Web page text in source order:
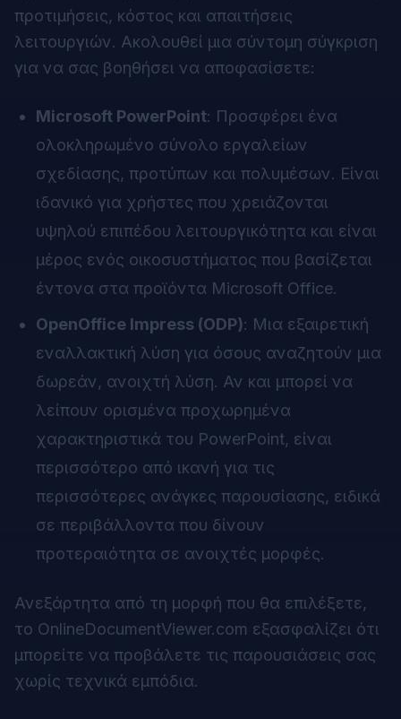
προτιμήσεις, κόστος και απαιτήσεις
λειτουργιών. Ακολουθεί μια σύντομη σύγκριση
για να σας βοηθήσει να αποφασίσετε:
Microsoft PowerPoint: Προσφέρει ένα
ολοκληρωμένο σύνολο εργαλείων
σχεδίασης, προτύπων και πολυμέσων. Είναι
ιδανικό για χρήστες που χρειάζονται
υψηλού επιπέδου λειτουργικότητα και είναι
μέρος ενός οικοσυστήματος που βασίζεται
έντονα στα προϊόντα Microsoft Office.
OpenOffice Impress (ODP): Μια εξαιρετική
εναλλακτική λύση για όσους αναζητούν μια
δωρεάν, ανοιχτή λύση. Αν και μπορεί να
λείπουν ορισμένα προχωρημένα
χαρακτηριστικά του PowerPoint, είναι
περισσότερο από ικανή για τις
περισσότερες ανάγκες παρουσίασης, ειδικά
σε περιβάλλοντα που δίνουν
προτεραιότητα σε ανοιχτές μορφές.
Ανεξάρτητα από τη μορφή που θα επιλέξετε,
το OnlineDocumentViewer.com εξασφαλίζει ότι
μπορείτε να προβάλετε τις παρουσιάσεις σας
χωρίς τεχνικά εμπόδια.